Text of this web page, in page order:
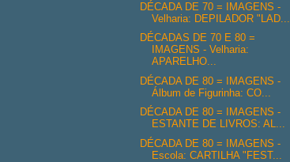
DÉCADA DE 70 = IMAGENS -
Velharia: DEPILADOR "LAD...
DÉCADAS DE 70 E 80 =
IMAGENS - Velharia:
APARELHO...
DÉCADA DE 80 = IMAGENS -
Álbum de Figurinha: CO...
DÉCADA DE 80 = IMAGENS -
ESTANTE DE LIVROS: AL...
DÉCADA DE 80 = IMAGENS -
Escola: CARTILHA "FEST...